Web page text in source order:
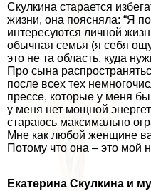
Скулкина старается
жизни, она поясняла: “Я
интересуются личной
обычная семья (я себя
это не та область, куда
Про сына
после всех тех
прессе, которые у меня
у меня нет мощной
стараюсь максимально
Мне как любой женщине
Потому что она – это мой
Екатерина Скулкина и